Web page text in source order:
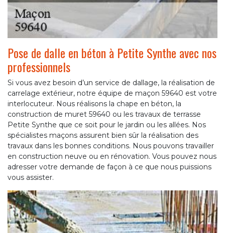
Pose de dalle en béton à Petite Synthe avec nos
professionnels
Si vous avez besoin d’un service de dallage, la réalisation de
carrelage extérieur, notre équipe de maçon 59640 est votre
interlocuteur. Nous réalisons la chape en béton, la
construction de muret 59640 ou les travaux de terrasse
Petite Synthe que ce soit pour le jardin ou les allées. Nos
spécialistes maçons assurent bien sûr la réalisation des
travaux dans les bonnes conditions. Nous pouvons travailler
en construction neuve ou en rénovation. Vous pouvez nous
adresser votre demande de façon à ce que nous puissions
vous assister.